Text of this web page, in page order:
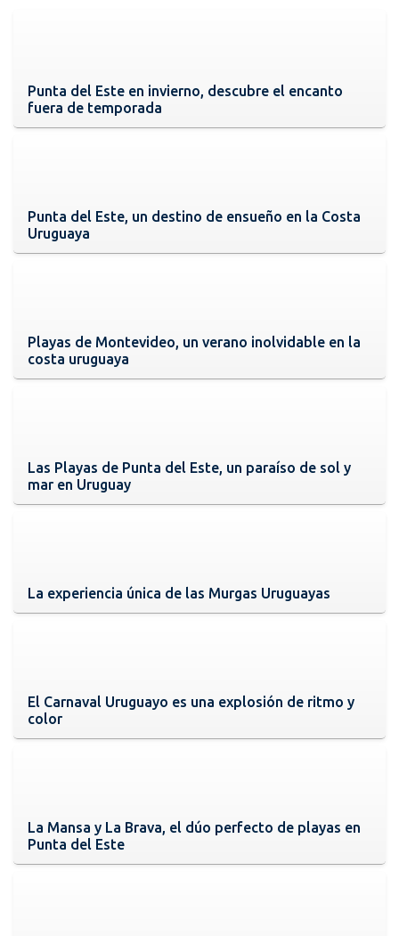
Punta del Este en invierno, descubre el encanto
fuera de temporada
Punta del Este, un destino de ensueño en la Costa
Uruguaya
Playas de Montevideo, un verano inolvidable en la
costa uruguaya
Las Playas de Punta del Este, un paraíso de sol y
mar en Uruguay
La experiencia única de las Murgas Uruguayas
El Carnaval Uruguayo es una explosión de ritmo y
color
La Mansa y La Brava, el dúo perfecto de playas en
Punta del Este